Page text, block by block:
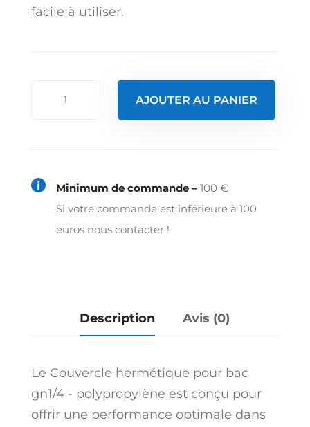
facile à utiliser.
bac
gn1/4
AJOUTER AU PANIER
 Minimum de commande – 100 €
Si votre commande est inférieure à 100
euros nous contacter !
Description Avis (0)
Le Couvercle hermétique pour bac
gn1/4 - polypropylène est conçu pour
offrir une performance optimale dans